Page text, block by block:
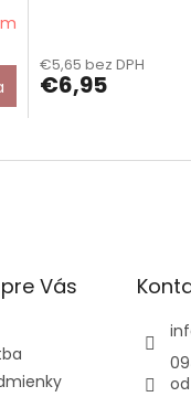
€5,65 bez DPH
€6,95
Vás